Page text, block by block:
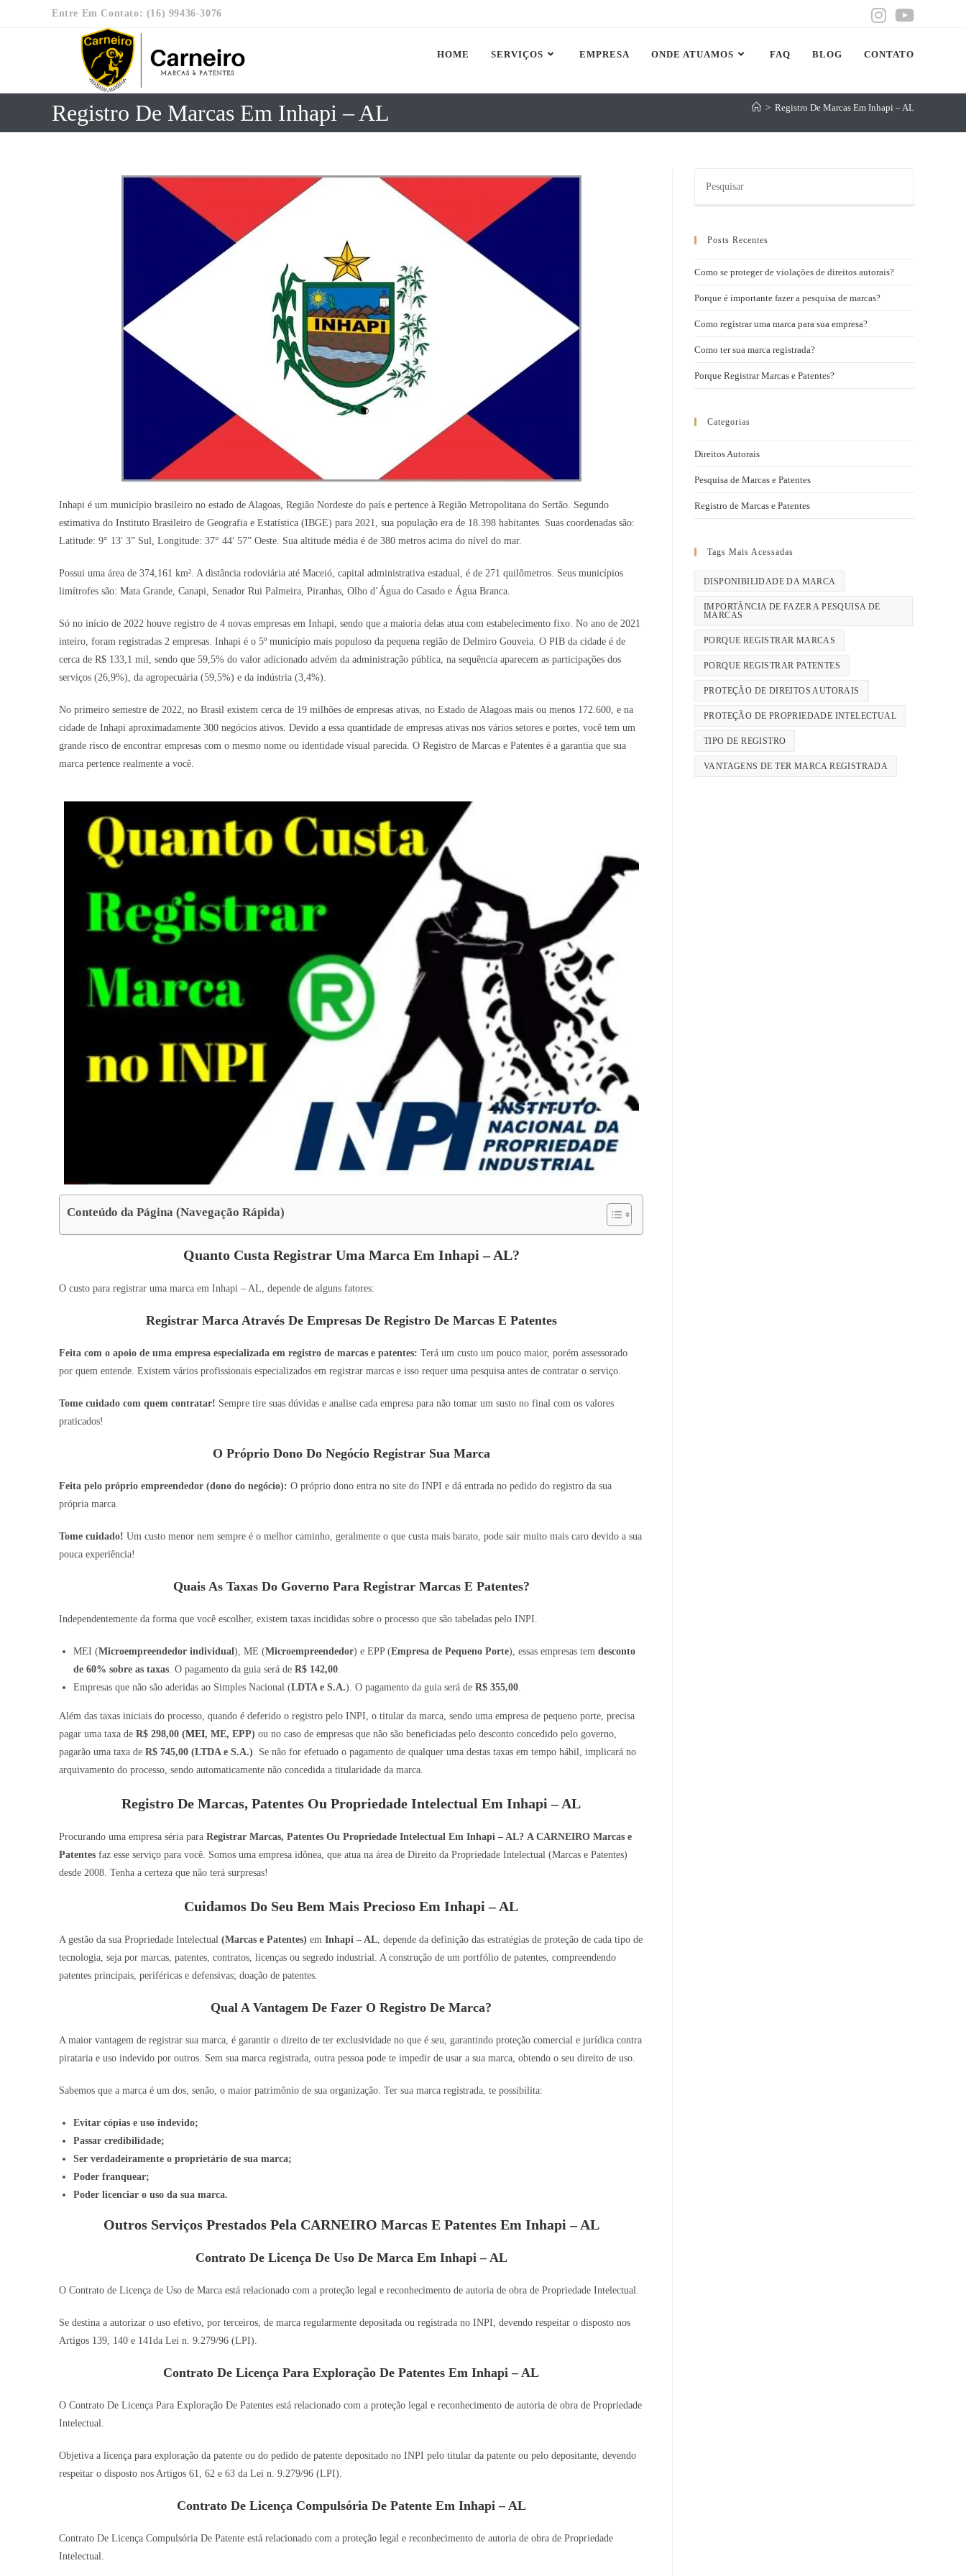
Entre Em Contato: (16) 99436-3076
HOME SERVIÇOS EMPRESA ONDE ATUAMOS FAQ BLOG CONTATO
Registro De Marcas Em Inhapi – AL > Registro De Marcas Em Inhapi – AL
Inhapi é um município brasileiro no estado de Alagoas, Região Nordeste do país e pertence à Região Metropolitana do Sertão. Segundo
estimativa do Instituto Brasileiro de Geografia e Estatística (IBGE) para 2021, sua população era de 18.398 habitantes. Suas coordenadas são:
Latitude: 9° 13′ 3” Sul, Longitude: 37° 44′ 57” Oeste. Sua altitude média é de 380 metros acima do nível do mar.
Possui uma área de 374,161 km². A distância rodoviária até Maceió, capital administrativa estadual, é de 271 quilômetros. Seus municípios
limítrofes são: Mata Grande, Canapi, Senador Rui Palmeira, Piranhas, Olho d’Água do Casado e Água Branca.
Só no início de 2022 houve registro de 4 novas empresas em Inhapi, sendo que a maioria delas atua com estabelecimento fixo. No ano de 2021
inteiro, foram registradas 2 empresas. Inhapi é o 5º município mais populoso da pequena região de Delmiro Gouveia. O PIB da cidade é de
cerca de R$ 133,1 mil, sendo que 59,5% do valor adicionado advém da administração pública, na sequência aparecem as participações dos
serviços (26,9%), da agropecuária (59,5%) e da indústria (3,4%).
No primeiro semestre de 2022, no Brasil existem cerca de 19 milhões de empresas ativas, no Estado de Alagoas mais ou menos 172.600, e na
cidade de Inhapi aproximadamente 300 negócios ativos. Devido a essa quantidade de empresas ativas nos vários setores e portes, você tem um
grande risco de encontrar empresas com o mesmo nome ou identidade visual parecida. O Registro de Marcas e Patentes é a garantia que sua
marca pertence realmente a você.
Conteúdo da Página (Navegação Rápida)
Quanto Custa Registrar Uma Marca Em Inhapi – AL?
O custo para registrar uma marca em Inhapi – AL, depende de alguns fatores:
Registrar Marca Através De Empresas De Registro De Marcas E Patentes
Feita com o apoio de uma empresa especializada em registro de marcas e patentes: Terá um custo um pouco maior, porém assessorado
por quem entende. Existem vários profissionais especializados em registrar marcas e isso requer uma pesquisa antes de contratar o serviço.
Tome cuidado com quem contratar! Sempre tire suas dúvidas e analise cada empresa para não tomar um susto no final com os valores
praticados!
O Próprio Dono Do Negócio Registrar Sua Marca
Feita pelo próprio empreendedor (dono do negócio): O próprio dono entra no site do INPI e dá entrada no pedido do registro da sua
própria marca.
Tome cuidado! Um custo menor nem sempre é o melhor caminho, geralmente o que custa mais barato, pode sair muito mais caro devido a sua
pouca experiência!
Quais As Taxas Do Governo Para Registrar Marcas E Patentes?
Independentemente da forma que você escolher, existem taxas incididas sobre o processo que são tabeladas pelo INPI.
MEI (Microempreendedor individual), ME (Microempreendedor) e EPP (Empresa de Pequeno Porte), essas empresas tem desconto
de 60% sobre as taxas . O pagamento da guia será de R$ 142,00
Empresas que não são aderidas ao Simples Nacional (LDTA e S.A.). O pagamento da guia será de R$ 355,00
Além das taxas iniciais do processo, quando é deferido o registro pelo INPI, o titular da marca, sendo uma empresa de pequeno porte, precisa
pagar uma taxa de R$ 298,00 (MEI, ME, EPP) ou no caso de empresas que não são beneficiadas pelo desconto concedido pelo governo,
pagarão uma taxa de R$ 745,00 (LTDA e S.A.) . Se não for efetuado o pagamento de qualquer uma destas taxas em tempo hábil, implicará no
arquivamento do processo, sendo automaticamente não concedida a titularidade da marca.
Registro De Marcas, Patentes Ou Propriedade Intelectual Em Inhapi – AL
Procurando uma empresa séria para Registrar Marcas, Patentes Ou Propriedade Intelectual Em Inhapi – AL? A CARNEIRO Marcas e
Patentes faz esse serviço para você. Somos uma empresa idônea, que atua na área de Direito da Propriedade Intelectual (Marcas e Patentes)
desde 2008. Tenha a certeza que não terá surpresas!
Cuidamos Do Seu Bem Mais Precioso Em Inhapi – AL
A gestão da sua Propriedade Intelectual (Marcas e Patentes) em Inhapi – AL , depende da definição das estratégias de proteção de cada tipo de
tecnologia, seja por marcas, patentes, contratos, licenças ou segredo industrial. A construção de um portfólio de patentes, compreendendo
patentes principais, periféricas e defensivas; doação de patentes.
Qual A Vantagem De Fazer O Registro De Marca?
A maior vantagem de registrar sua marca, é garantir o direito de ter exclusividade no que é seu, garantindo proteção comercial e jurídica contra
pirataria e uso indevido por outros. Sem sua marca registrada, outra pessoa pode te impedir de usar a sua marca, obtendo o seu direito de uso.
Sabemos que a marca é um dos, senão, o maior patrimônio de sua organização. Ter sua marca registrada, te possibilita:
Evitar cópias e uso indevido;
Passar credibilidade;
Ser verdadeiramente o proprietário de sua marca;
Poder franquear;
Poder licenciar o uso da sua marca.
Outros Serviços Prestados Pela CARNEIRO Marcas E Patentes Em Inhapi – AL
Contrato De Licença De Uso De Marca Em Inhapi – AL
O Contrato de Licença de Uso de Marca está relacionado com a proteção legal e reconhecimento de autoria de obra de Propriedade Intelectual.
Se destina a autorizar o uso efetivo, por terceiros, de marca regularmente depositada ou registrada no INPI, devendo respeitar o disposto nos
Artigos 139, 140 e 141da Lei n. 9.279/96 (LPI).
Contrato De Licença Para Exploração De Patentes Em Inhapi – AL
O Contrato De Licença Para Exploração De Patentes está relacionado com a proteção legal e reconhecimento de autoria de obra de Propriedade
Intelectual.
Objetiva a licença para exploração da patente ou do pedido de patente depositado no INPI pelo titular da patente ou pelo depositante, devendo
respeitar o disposto nos Artigos 61, 62 e 63 da Lei n. 9.279/96 (LPI).
Contrato De Licença Compulsória De Patente Em Inhapi – AL
Contrato De Licença Compulsória De Patente está relacionado com a proteção legal e reconhecimento de autoria de obra de Propriedade
Intelectual.
Posts Recentes
Como se proteger de violações de direitos autorais?
Porque é importante fazer a pesquisa de marcas?
Como registrar uma marca para sua empresa?
Como ter sua marca registrada?
Porque Registrar Marcas e Patentes?
Categorias
Direitos Autorais
Pesquisa de Marcas e Patentes
Registro de Marcas e Patentes
Tags Mais Acessadas
DISPONIBILIDADE DA MARCA
IMPORTÂNCIA DE FAZER A PESQUISA DE
MARCAS
PORQUE REGISTRAR MARCAS
PORQUE REGISTRAR PATENTES
PROTEÇÃO DE DIREITOS AUTORAIS
PROTEÇÃO DE PROPRIEDADE INTELECTUAL
TIPO DE REGISTRO
VANTAGENS DE TER MARCA REGISTRADA